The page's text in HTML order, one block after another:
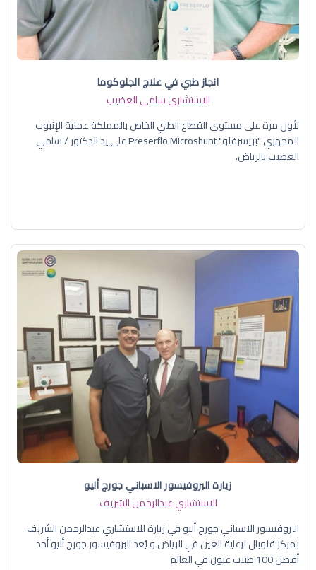
انجاز طبي في علاج الجلوكوما
الاستشاري سامي العضيب
لأول مرة على مستوى القطاع الطبي الخاص بالمملكة عملية الإنبوب
المجهري "بريسرفلو" Preserflo Microshunt على يد الدكتور / سامي
العضيب بالرياض.
زيارة البروفيسور الاسباني جورج أليو
الاستشاري عبدالرحمن الشريف
البروفيسور الاسباني جورج أليو في زيارة للاستشاري عبدالرحمن الشريف
بمركز قلوبال لرعاية العين في الرياض و يُعد البروفيسور جورج أليو أحد
أفضل 100 طبيب عيون في العالم